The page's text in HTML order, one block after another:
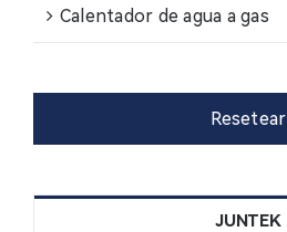
Calentador de agua a gas
Resetear
JUNTEK